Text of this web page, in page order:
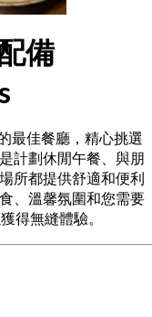
備
最佳餐廳，精心挑選
計劃休閒午餐、與朋
所都提供舒適和便利
、溫馨氛圍和您需要
得無縫體驗。